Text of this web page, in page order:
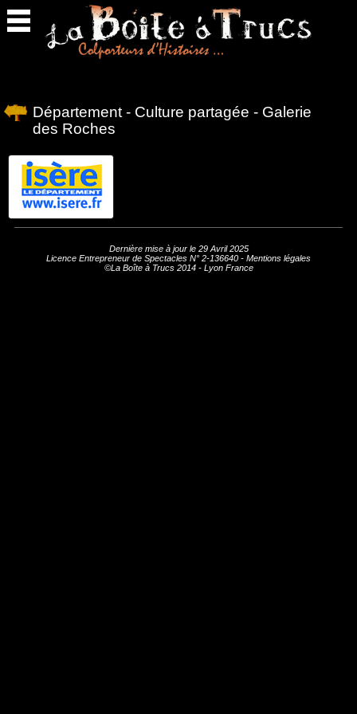
Département - Culture partagée - Galerie
des Roches
Dernière mise à jour le 29 Avril 2025
Licence Entrepreneur de Spectacles N° 2-136640 - Mentions légales
©La Boîte à Trucs 2014 - Lyon France
Retour
en